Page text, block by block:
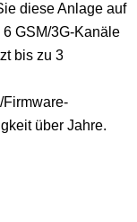
diese Anlage auf
GSM/3G-Kanäle
bis zu 3
Firmware-
über Jahre.